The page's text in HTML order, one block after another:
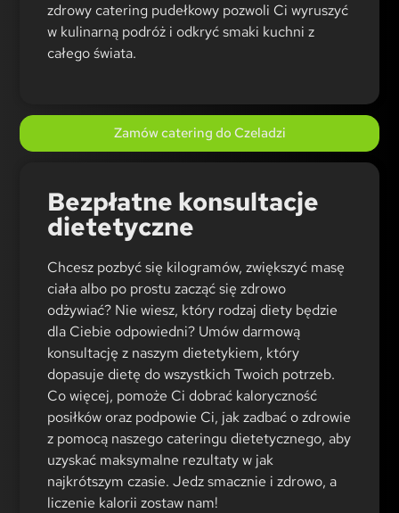
zdrowy catering pudełkowy pozwoli Ci wyruszyć
w kulinarną podróż i odkryć smaki kuchni z
całego świata.
Zamów catering do Czeladzi
Bezpłatne konsultacje
dietetyczne
Chcesz pozbyć się kilogramów, zwiększyć masę
ciała albo po prostu zacząć się zdrowo
odżywiać? Nie wiesz, który rodzaj diety będzie
dla Ciebie odpowiedni? Umów darmową
konsultację z naszym dietetykiem, który
dopasuje dietę do wszystkich Twoich potrzeb.
Co więcej, pomoże Ci dobrać kaloryczność
posiłków oraz podpowie Ci, jak zadbać o zdrowie
z pomocą naszego cateringu dietetycznego, aby
uzyskać maksymalne rezultaty w jak
najkrótszym czasie. Jedz smacznie i zdrowo, a
liczenie kalorii zostaw nam!